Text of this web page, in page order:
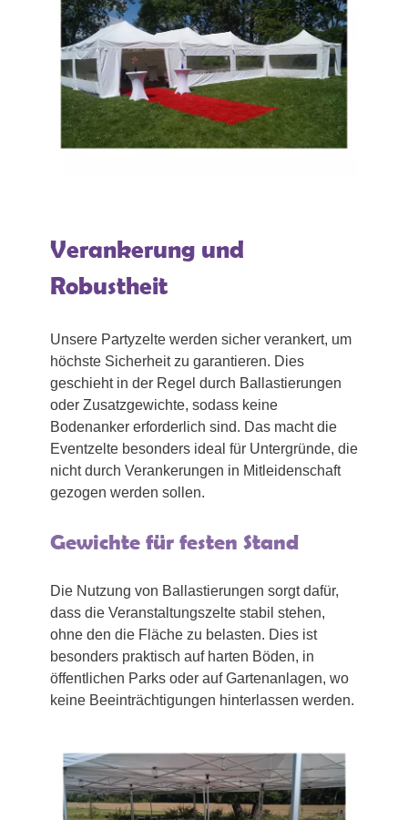
Verankerung und
Robustheit
Unsere Partyzelte werden sicher verankert, um
höchste Sicherheit zu garantieren. Dies
geschieht in der Regel durch Ballastierungen
oder Zusatzgewichte, sodass keine
Bodenanker erforderlich sind. Das macht die
Eventzelte besonders ideal für Untergründe, die
nicht durch Verankerungen in Mitleidenschaft
gezogen werden sollen.
Gewichte für festen Stand
Die Nutzung von Ballastierungen sorgt dafür,
dass die Veranstaltungszelte stabil stehen,
ohne den die Fläche zu belasten. Dies ist
besonders praktisch auf harten Böden, in
öffentlichen Parks oder auf Gartenanlagen, wo
keine Beeinträchtigungen hinterlassen werden.